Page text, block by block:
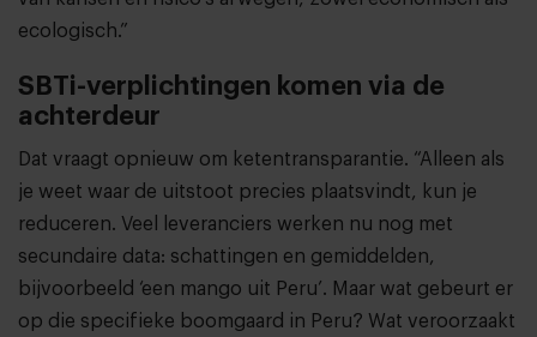
ecologisch.”
SBTi-verplichtingen komen via de
achterdeur
Dat vraagt opnieuw om ketentransparantie. “Alleen als
je weet waar de uitstoot precies plaatsvindt, kun je
reduceren. Veel leveranciers werken nu nog met
secundaire data: schattingen en gemiddelden,
bijvoorbeeld ‘een mango uit Peru’. Maar wat gebeurt er
op die specifieke boomgaard in Peru? Wat veroorzaakt